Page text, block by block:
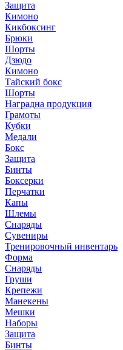
Защита
Кимоно
Кикбоксинг
Брюки
Шорты
Дзюдо
Кимоно
Тайский бокс
Шорты
Наградна продукция
Грамоты
Кубки
Медали
Бокс
Защита
Бинты
Боксерки
Перчатки
Капы
Шлемы
Снаряды
Сувениры
Тренировочный инвентарь
Форма
Снаряды
Груши
Крепежи
Манекены
Мешки
Наборы
Защита
Бинты